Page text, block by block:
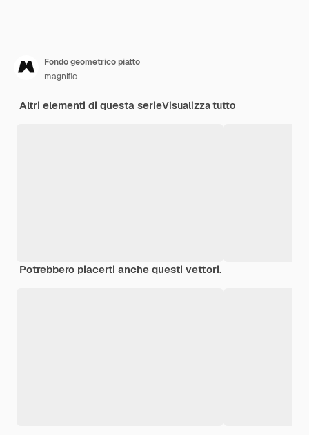
Fondo geometrico piatto
magnific
Altri elementi di questa serieVisualizza tutto
Potrebbero piacerti anche questi vettori.